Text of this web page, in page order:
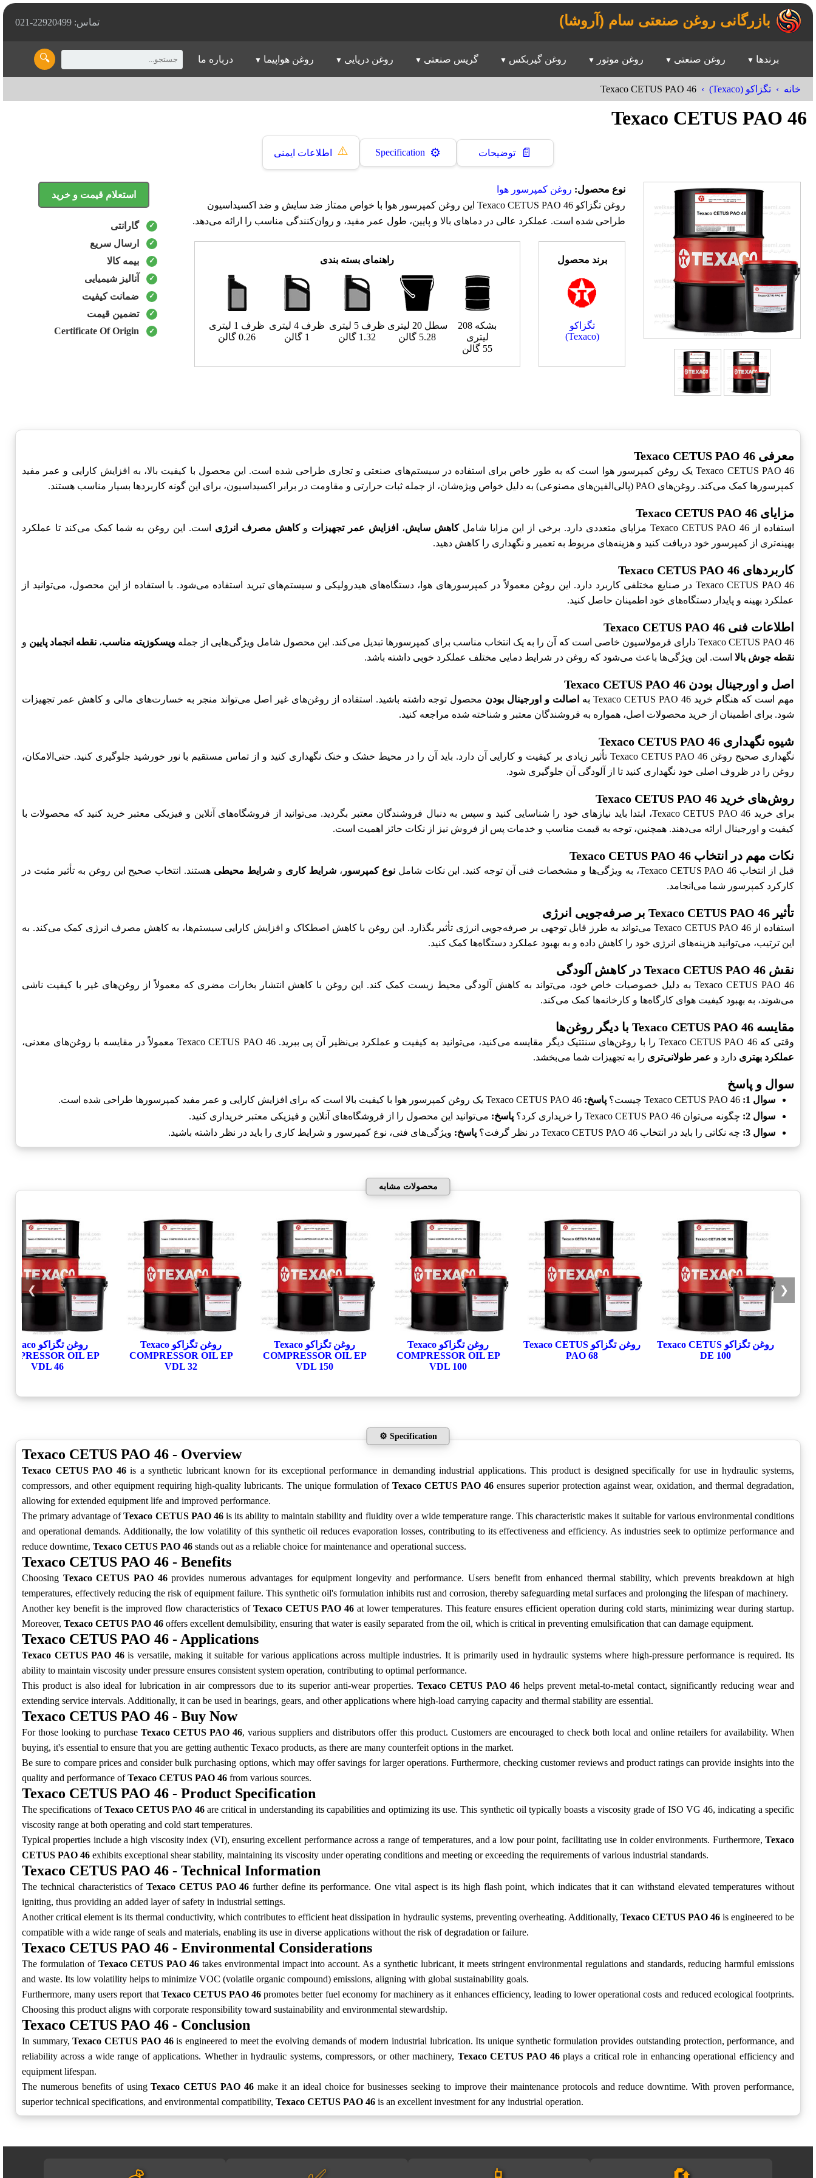
بازرگانی روغن صنعتی سام (آروشا) تماس: 22920499-021
🔍 برندها روغن صنعتی روغن موتور روغن گیربکس گریس صنعتی روغن دریایی روغن هواپیما درباره ما
خانه تگزاکو (Texaco) Texaco CETUS PAO 46
Texaco CETUS PAO 46
📄 توضیحات ⚙️
Specification
⚠️ اطلاعات ایمنی
نوع محصول: روغن کمپرسور هوا
روغن تگزاکو Texaco CETUS PAO 46 این روغن کمپرسور هوا با خواص ممتاز ضد سایش و ضد اکسیداسیون
طراحی شده است. عملکرد عالی در دماهای بالا و پایین، طول عمر مفید، و روان‌کنندگی مناسب را ارائه می‌دهد.
برند محصول
تگزاکو
(Texaco)
راهنمای بسته بندی
بشکه 208
لیتری
55 گالن
سطل 20 لیتری
5.28 گالن
ظرف 5 لیتری
1.32 گالن
ظرف 4 لیتری
1 گالن
ظرف 1 لیتری
0.26 گالن
استعلام قیمت و خرید
گارانتی
ارسال سریع
بیمه کالا
آنالیز شیمیایی
ضمانت کیفیت
تضمین قیمت
Certificate Of Origin
معرفی Texaco CETUS PAO 46
Texaco CETUS PAO 46 یک روغن کمپرسور هوا است که به طور خاص برای استفاده در سیستم‌های صنعتی و تجاری طراحی شده است. این محصول با کیفیت بالا، به افزایش کارایی و عمر مفید
کمپرسورها کمک می‌کند. روغن‌های PAO (پالی‌الفین‌های مصنوعی) به دلیل خواص ویژه‌شان، از جمله ثبات حرارتی و مقاومت در برابر اکسیداسیون، برای این گونه کاربردها بسیار مناسب هستند.
مزایای Texaco CETUS PAO 46
استفاده از Texaco CETUS PAO 46 مزایای متعددی دارد. برخی از این مزایا شامل کاهش سایش، افزایش عمر تجهیزات وکاهش مصرف انرژی است. این روغن به شما کمک می‌کند تا عملکرد
بهینه‌تری از کمپرسور خود دریافت کنید و هزینه‌های مربوط به تعمیر و نگهداری را کاهش دهید.
کاربردهای Texaco CETUS PAO 46
Texaco CETUS PAO 46 در صنایع مختلفی کاربرد دارد. این روغن معمولاً در کمپرسورهای هوا، دستگاه‌های هیدرولیکی و سیستم‌های تبرید استفاده می‌شود. با استفاده از این محصول، می‌توانید از
عملکرد بهینه و پایدار دستگاه‌های خود اطمینان حاصل کنید.
اطلاعات فنی Texaco CETUS PAO 46
Texaco CETUS PAO 46 دارای فرمولاسیون خاصی است که آن را به یک انتخاب مناسب برای کمپرسورها تبدیل می‌کند. این محصول شامل ویژگی‌هایی از جمله ویسکوزیته مناسب، نقطه انجماد پایین و
نقطه جوش بالا است. این ویژگی‌ها باعث می‌شود که روغن در شرایط دمایی مختلف عملکرد خوبی داشته باشد.
اصل و اورجینال بودن Texaco CETUS PAO 46
مهم است که هنگام خرید Texaco CETUS PAO 46 به اصالت و اورجینال بودن محصول توجه داشته باشید. استفاده از روغن‌های غیر اصل می‌تواند منجر به خسارت‌های مالی و کاهش عمر تجهیزات
شود. برای اطمینان از خرید محصولات اصل، همواره به فروشندگان معتبر و شناخته شده مراجعه کنید.
شیوه نگهداری Texaco CETUS PAO 46
نگهداری صحیح روغن Texaco CETUS PAO 46 تأثیر زیادی بر کیفیت و کارایی آن دارد. باید آن را در محیط خشک و خنک نگهداری کنید و از تماس مستقیم با نور خورشید جلوگیری کنید. حتی‌الامکان،
روغن را در ظروف اصلی خود نگهداری کنید تا از آلودگی آن جلوگیری شود.
روش‌های خرید Texaco CETUS PAO 46
برای خرید Texaco CETUS PAO 46، ابتدا باید نیازهای خود را شناسایی کنید و سپس به دنبال فروشندگان معتبر بگردید. می‌توانید از فروشگاه‌های آنلاین و فیزیکی معتبر خرید کنید که محصولات با
کیفیت و اورجینال ارائه می‌دهند. همچنین، توجه به قیمت مناسب و خدمات پس از فروش نیز از نکات حائز اهمیت است.
نکات مهم در انتخاب Texaco CETUS PAO 46
قبل از انتخاب Texaco CETUS PAO 46، به ویژگی‌ها و مشخصات فنی آن توجه کنید. این نکات شامل نوع کمپرسور ،شرایط کاری و شرایط محیطی هستند. انتخاب صحیح این روغن به تأثیر مثبت در
کارکرد کمپرسور شما می‌انجامد.
تأثیر Texaco CETUS PAO 46 بر صرفه‌جویی انرژی
استفاده از Texaco CETUS PAO 46 می‌تواند به طرز قابل توجهی بر صرفه‌جویی انرژی تأثیر بگذارد. این روغن با کاهش اصطکاک و افزایش کارایی سیستم‌ها، به کاهش مصرف انرژی کمک می‌کند. به
این ترتیب، می‌توانید هزینه‌های انرژی خود را کاهش داده و به بهبود عملکرد دستگاه‌ها کمک کنید.
نقش Texaco CETUS PAO 46 در کاهش آلودگی
Texaco CETUS PAO 46 به دلیل خصوصیات خاص خود، می‌تواند به کاهش آلودگی محیط زیست کمک کند. این روغن با کاهش انتشار بخارات مضری که معمولاً از روغن‌های غیر با کیفیت ناشی
می‌شوند، به بهبود کیفیت هوای کارگاه‌ها و کارخانه‌ها کمک می‌کند.
مقایسه Texaco CETUS PAO 46 با دیگر روغن‌ها
وقتی که Texaco CETUS PAO 46 را با روغن‌های سنتتیک دیگر مقایسه می‌کنید، می‌توانید به کیفیت و عملکرد بی‌نظیر آن پی ببرید. Texaco CETUS PAO 46 معمولاً در مقایسه با روغن‌های معدنی،
عملکرد بهتری دارد و عمر طولانی‌تری را به تجهیزات شما می‌بخشد.
سوال و پاسخ
سوال 1: پاسخ:
سوال 2:
چگونه می‌توان Texaco CETUS PAO 46 را خریداری کرد؟ پاسخ: می‌توانید این محصول را از فروشگاه‌های آنلاین و فیزیکی معتبر خریداری کنید.
سوال 3:
چه نکاتی را باید در انتخاب Texaco CETUS PAO 46 در نظر گرفت؟ پاسخ: ویژگی‌های فنی، نوع کمپرسور و شرایط کاری را باید در نظر داشته باشید.
محصولات مشابه
روغن تگزاکو Texaco CETUS
DE 100
روغن تگزاکو Texaco CETUS
PAO 68
روغن تگزاکو Texaco
COMPRESSOR OIL EP
VDL 100
روغن تگزاکو Texaco
COMPRESSOR OIL EP
VDL 150
روغن تگزاکو Texaco
COMPRESSOR OIL EP
VDL 32
روغن تگزاکو Texaco
OIL EP
VDL 46
❮
❯
⚙️ Specification
Texaco CETUS PAO 46 - Overview
Texaco CETUS PAO 46is a synthetic lubricant known for its exceptional performance in demanding industrial applications. This product is designed specifically for use in hydraulic systems,
compressors, and other equipment requiring high-quality lubricants. The unique formulation of Texaco CETUS PAO 46 ensures superior protection against wear, oxidation, and thermal degradation,
allowing for extended equipment life and improved performance.
The primary advantage ofTexaco CETUS PAO 46is its ability to maintain stability and fluidity over a wide temperature range. This characteristic makes it suitable for various environmental conditions
and operational demands. Additionally, the low volatility of this synthetic oil reduces evaporation losses, contributing to its effectiveness and efficiency. As industries seek to optimize performance and
reduce downtime, Texaco CETUS PAO 46 stands out as a reliable choice for maintenance and operational success.
Texaco CETUS PAO 46 - Benefits
Choosing Texaco CETUS PAO 46provides numerous advantages for equipment longevity and performance. Users benefit from enhanced thermal stability, which prevents breakdown at high
temperatures, effectively reducing the risk of equipment failure. This synthetic oil's formulation inhibits rust and corrosion, thereby safeguarding metal surfaces and prolonging the lifespan of machinery.
Another key benefit is the improved flow characteristics of Texaco CETUS PAO 46 at lower temperatures. This feature ensures efficient operation during cold starts, minimizing wear during startup.
Moreover, Texaco CETUS PAO 46 offers excellent demulsibility, ensuring that water is easily separated from the oil, which is critical in preventing emulsification that can damage equipment.
Texaco CETUS PAO 46 - Applications
Texaco CETUS PAO 46is versatile, making it suitable for various applications across multiple industries. It is primarily used in hydraulic systems where high-pressure performance is required. Its
ability to maintain viscosity under pressure ensures consistent system operation, contributing to optimal performance.
This product is also ideal for lubrication in air compressors due to its superior anti-wear properties. Texaco CETUS PAO 46 helps prevent metal-to-metal contact, significantly reducing wear and
extending service intervals. Additionally, it can be used in bearings, gears, and other applications where high-load carrying capacity and thermal stability are essential.
Texaco CETUS PAO 46 - Buy Now
For those looking to purchaseTexaco CETUS PAO 46, various suppliers and distributors offer this product. Customers are encouraged to check both local and online retailers for availability. When
buying, it's essential to ensure that you are getting authentic Texaco products, as there are many counterfeit options in the market.
Be sure to compare prices and consider bulk purchasing options, which may offer savings for larger operations. Furthermore, checking customer reviews and product ratings can provide insights into the
quality and performance ofTexaco CETUS PAO 46 from various sources.
Texaco CETUS PAO 46 - Product Specification
The specifications ofTexaco CETUS PAO 46are critical in understanding its capabilities and optimizing its use. This synthetic oil typically boasts a viscosity grade of ISO VG 46, indicating a specific
viscosity range at both operating and cold start temperatures.
Typical properties include a high viscosity index (VI), ensuring excellent performance across a range of temperatures, and a low pour point, facilitating use in colder environments. Furthermore, Texaco
CETUS PAO 46 exhibits exceptional shear stability, maintaining its viscosity under operating conditions and meeting or exceeding the requirements of various industrial standards.
Texaco CETUS PAO 46 - Technical Information
The technical characteristics of Texaco CETUS PAO 46 further define its performance. One vital aspect is its high flash point, which indicates that it can withstand elevated temperatures without
igniting, thus providing an added layer of safety in industrial settings.
Another critical element is its thermal conductivity, which contributes to efficient heat dissipation in hydraulic systems, preventing overheating. Additionally, Texaco CETUS PAO 46is engineered to be
compatible with a wide range of seals and materials, enabling its use in diverse applications without the risk of degradation or failure.
Texaco CETUS PAO 46 - Environmental Considerations
The formulation of Texaco CETUS PAO 46 takes environmental impact into account. As a synthetic lubricant, it meets stringent environmental regulations and standards, reducing harmful emissions
and waste. Its low volatility helps to minimize VOC (volatile organic compound) emissions, aligning with global sustainability goals.
Furthermore, many users report thatTexaco CETUS PAO 46 promotes better fuel economy for machinery as it enhances efficiency, leading to lower operational costs and reduced ecological footprints.
Choosing this product aligns with corporate responsibility toward sustainability and environmental stewardship.
Texaco CETUS PAO 46 - Conclusion
In summary,Texaco CETUS PAO 46is engineered to meet the evolving demands of modern industrial lubrication. Its unique synthetic formulation provides outstanding protection, performance, and
reliability across a wide range of applications. Whether in hydraulic systems, compressors, or other machinery, Texaco CETUS PAO 46plays a critical role in enhancing operational efficiency and
equipment lifespan.
The numerous benefits of usingTexaco CETUS PAO 46 make it an ideal choice for businesses seeking to improve their maintenance protocols and reduce downtime. With proven performance,
superior technical specifications, and environmental compatibility, Texaco CETUS PAO 46 is an excellent investment for any industrial operation.